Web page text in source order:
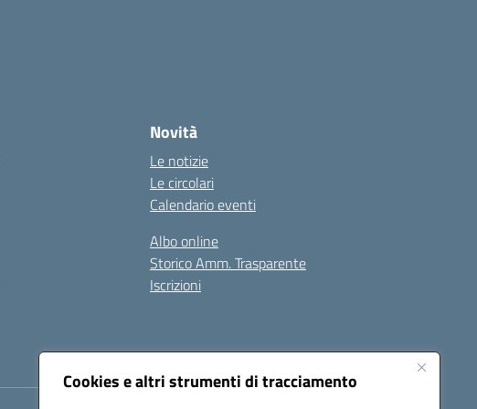
Cookies e altri strumenti di tracciamento
Novità
Le notizie
Le circolari
Calendario eventi
Albo online
Storico Amm. Trasparente
Iscrizioni